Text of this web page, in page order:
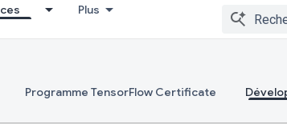
Plus
Programme TensorFlow Certificate